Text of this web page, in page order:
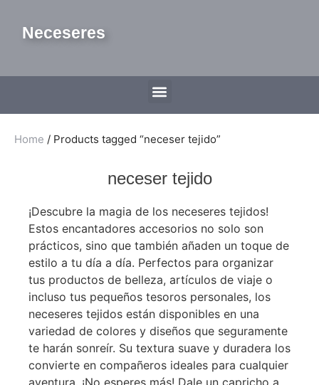
Neceseres
Home / Products tagged “neceser tejido”
neceser tejido
¡Descubre la magia de los neceseres tejidos!
Estos encantadores accesorios no solo son
prácticos, sino que también añaden un toque de
estilo a tu día a día. Perfectos para organizar
tus productos de belleza, artículos de viaje o
incluso tus pequeños tesoros personales, los
neceseres tejidos están disponibles en una
variedad de colores y diseños que seguramente
te harán sonreír. Su textura suave y duradera los
convierte en compañeros ideales para cualquier
aventura. ¡No esperes más! Dale un capricho a